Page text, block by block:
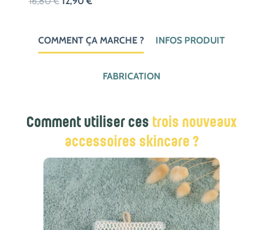
était :
est :
COMMENT ÇA MARCHE ? INFOS PRODUIT
FABRICATION
Comment utiliser ces trois nouveaux
accessoires skincare ?